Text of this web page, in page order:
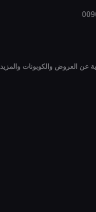
عن العروض والكوبونات والمزيد